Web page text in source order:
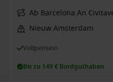
Ab Barcelona An
Nieuw Amsterdam
Vollpension
Bis zu 149 € Bordguthaben